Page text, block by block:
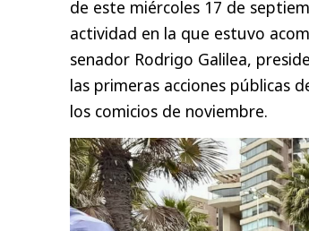
de este miércoles 17 de
actividad en la que estuvo
senador Rodrigo Galilea,
las primeras acciones públicas
los comicios de noviembre.